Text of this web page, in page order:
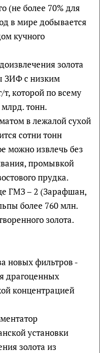
(не более 70% для
в мире добывается
кучного
золота
ЗИФ с низким
которой по всему
тонн.
в лежалой сухой
сотни тонн
можно извлечь без
промывкой
прудка.
ГМЗ – 2 (Зарафшан,
более 760 млн.
золота.
новых фильтров -
драгоценных
концентрацией
установки
золота из